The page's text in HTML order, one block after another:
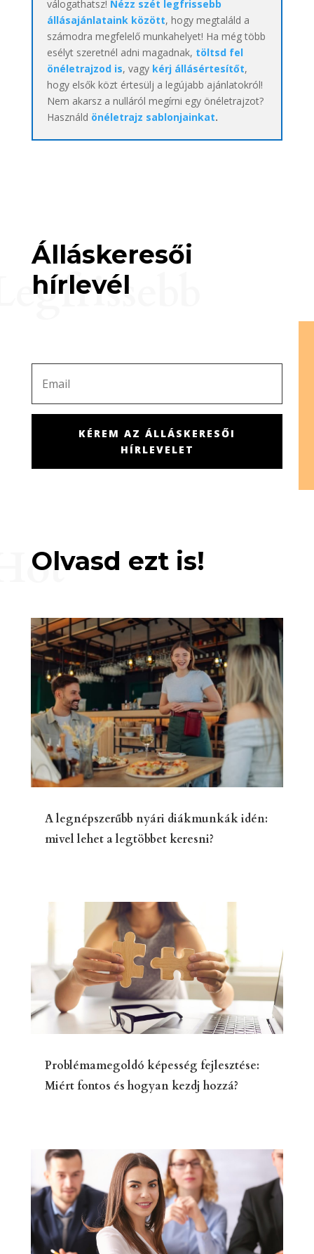
válogathatsz! Nézz szét legfrissebb
állásajánlataink között, hogy megtaláld a
számodra megfelelő munkahelyet! Ha még több
esélyt szeretnél adni magadnak, töltsd fel
önéletrajzod is, vagy kérj állásértesítőt,
hogy elsők közt értesülj a legújabb ajánlatokról!
Nem akarsz a nulláról megírni egy önéletrajzot?
Használd önéletrajz sablonjainkat.
Álláskeresői
hírlevél
KÉREM AZ ÁLLÁSKERESŐI
HÍRLEVELET
Olvasd ezt is!
A legnépszerűbb nyári diákmunkák idén:
mivel lehet a legtöbbet keresni?
Problémamegoldó képesség fejlesztése:
Miért fontos és hogyan kezdj hozzá?